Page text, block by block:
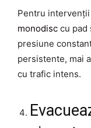
Pentru
monodisc cu pad
presiune
persistente, mai
cu trafic intens.